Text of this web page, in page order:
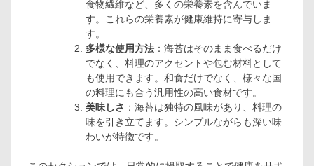
食物繊維など、多くの栄養素を含んでいま
す。これらの栄養素が健康維持に寄与しま
す。
多様な使用方法 ：海苔はそのまま食べるだけ
でなく、料理のアクセントや包む材料として
も使用できます。和食だけでなく、様々な国
の料理にも合う汎用性の高い食材です。
美味しさ ：海苔は独特の風味があり、料理の
味を引き立てます。シンプルながらも深い味
わいが特徴です。